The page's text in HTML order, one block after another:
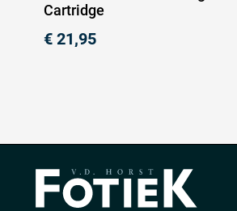
Cartridge
€ 21,95